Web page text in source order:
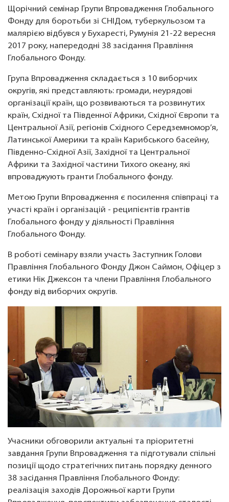
Щорічний семінар Групи Впровадження Глобального
Фонду для боротьби зі СНІДом, туберкульозом та
малярією відбувся у Бухаресті, Румунія 21-22 вересня
2017 року, напередодні 38 засідання Правління
Глобального Фонду.
Група Впровадження складається з 10 виборчих
округів, які представляють: громади, неурядові
організації країн, що розвиваються та розвинутих
країн, Східної та Південної Африки, Східної Європи та
Центральної Азії, регіонів Східного Середземномор’я,
Латинської Америки та країн Карибського басейну,
Південно-Східної Азії, Західної та Центральної
Африки та Західної частини Тихого океану, які
впроваджують гранти Глобального фонду.
Метою Групи Впровадження є посилення співпраці та
участі країн і організацій - реципієнтів грантів
Глобального фонду у діяльності Правління
Глобального Фонду.
В роботі семінару взяли участь Заступник Голови
Правління Глобального Фонду Джон Саймон, Офіцер з
етики Нік Джексон та члени Правління Глобального
фонду від виборчих округів.
Учасники обговорили актуальні та пріоритетні
завдання Групи Впровадження та підготували спільні
позиції щодо стратегічних питань порядку денного
38 засідання Правління Глобального Фонду:
реалізація заходів Дорожньої карти Групи